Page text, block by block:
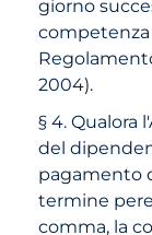
giorno
competenza
2004).
§ 4. Qualora
del
pagamento
termine
comma, la